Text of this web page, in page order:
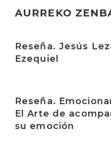
AURREKO
Reseña. Jesús
Ezequiel
Reseña.
El Arte de
su emoción